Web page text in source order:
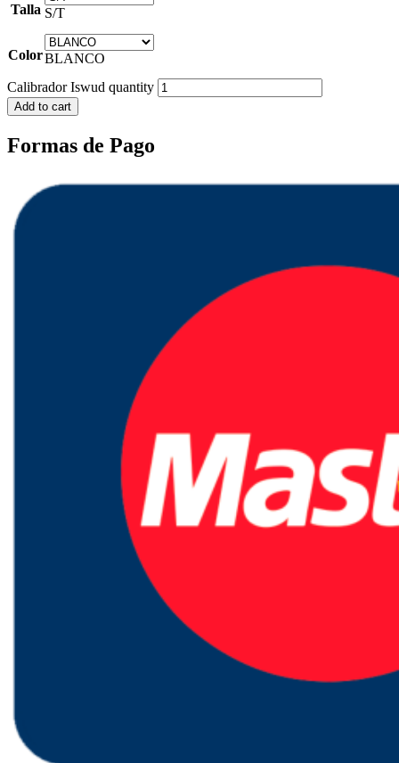
Talla S/T
ColorBLANCO
Calibrador Iswud quantity
Add to cart
Formas de Pago